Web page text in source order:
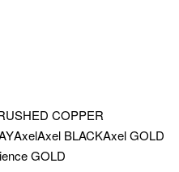
COPPER
AxelAxel BLACKAxel GOLD
GOLD